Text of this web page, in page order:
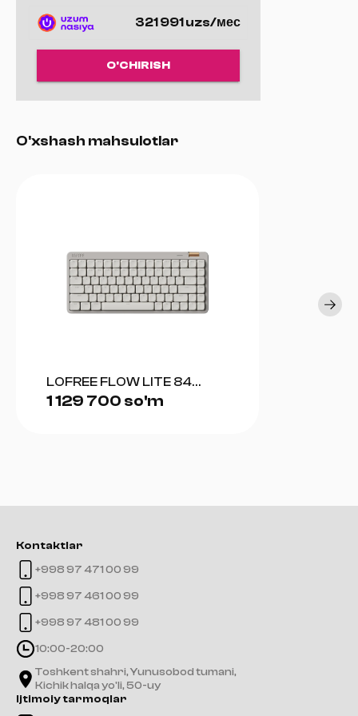
321 991 uzs/мес
O'CHIRISH
O'xshash mahsulotlar
LOFREE FLOW LITE 84
(GRAY)
1 129 700 so'm
Kontaktlar
+998 97 471 00 99
+998 97 461 00 99
+998 97 481 00 99
10:00-20:00
Toshkent shahri, Yunusobod tumani,
Kichik halqa yo'li, 50-uy
Ijtimoiy tarmoqlar